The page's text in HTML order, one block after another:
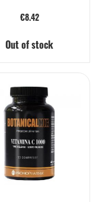
€8.42
Out of stock